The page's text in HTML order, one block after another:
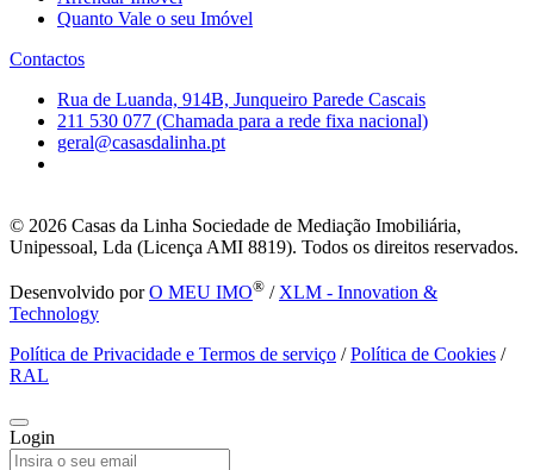
Quanto Vale o seu Imóvel
Contactos
Rua de Luanda, 914B, Junqueiro Parede Cascais
211 530 077 (Chamada para a rede fixa nacional)
geral@casasdalinha.pt
© 2026 Casas da Linha Sociedade de Mediação Imobiliária,
Unipessoal, Lda (Licença AMI 8819). Todos os direitos reservados.
Desenvolvido porO MEU IMO® / XLM - Innovation &
Technology
Política de Privacidade e Termos de serviço /Política de Cookies /
RAL
Login